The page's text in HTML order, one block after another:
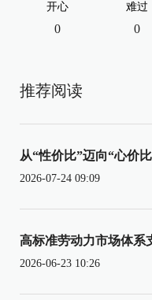
开心
0
难过
0
推荐阅读
从“性价比”迈向“心价
2026-07-24 09:09
高标准劳动力市场体系
2026-06-23 10:26